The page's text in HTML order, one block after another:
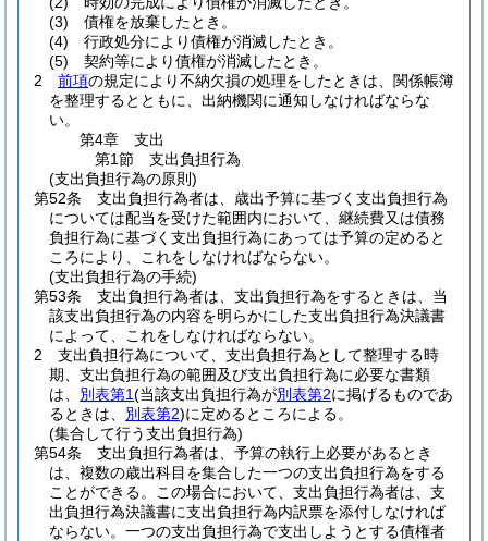
(3)
債権を放棄したとき。
(4)
行政処分により債権が消滅したとき。
(5)
契約等により債権が消滅したとき。
2
前項の規定により不納欠損の処理をしたときは、関係帳簿
を整理するとともに、出納機関に通知しなければならな
い。
第4章
支出
第1節
支出負担行為
(支出負担行為の原則)
第52条
支出負担行為者は、歳出予算に基づく支出負担行為
については配当を受けた範囲内において、継続費又は債務
負担行為に基づく支出負担行為にあっては予算の定めると
ころにより、これをしなければならない。
(支出負担行為の手続)
第53条
支出負担行為者は、支出負担行為をするときは、当
該支出負担行為の内容を明らかにした支出負担行為決議書
によって、これをしなければならない。
2
支出負担行為について、支出負担行為として整理する時
期、支出負担行為の範囲及び支出負担行為に必要な書類
は、 別表第1(当該支出負担行為が別表第2に掲げるものであ
るときは、 別表第2)に定めるところによる。
(集合して行う支出負担行為)
第54条
支出負担行為者は、予算の執行上必要があるとき
は、複数の歳出科目を集合した一つの支出負担行為をする
ことができる。
この場合において、支出負担行為者は、支
出負担行為決議書に支出負担行為内訳票を添付しなければ
ならない。 一つの支出負担行為で支出しようとする債権者